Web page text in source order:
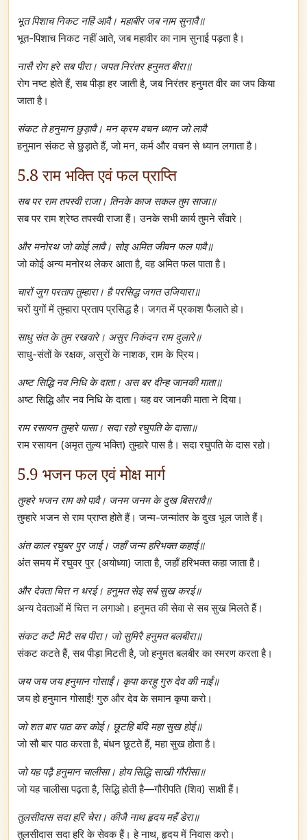
भूत पिशाच निकट नहिं आवै। महाबीर जब नाम सुनावै॥
भूत-पिशाच निकट नहीं आते, जब महावीर का नाम सुनाई पड़ता है।
नासै रोग हरे सब पीरा। जपत निरंतर हनुमत बीरा॥
रोग नष्ट होते हैं, सब पीड़ा हर जाती है, जब निरंतर हनुमत वीर का जप किया
जाता है।
संकट ते हनुमान छुड़ावै। मन क्रम वचन ध्यान जो लावै
हनुमान संकट से छुड़ाते हैं, जो मन, कर्म और वचन से ध्यान लगाता है।
5.8 राम भक्ति एवं फल प्राप्ति
सब पर राम तपस्वी राजा। तिनके काज सकल तुम साजा॥
सब पर राम श्रेष्ठ तपस्वी राजा हैं। उनके सभी कार्य तुमने सँवारे।
और मनोरथ जो कोई लावै। सोइ अमित जीवन फल पावै॥
जो कोई अन्य मनोरथ लेकर आता है, वह अमित फल पाता है।
चारों जुग परताप तुम्हारा। है परसिद्ध जगत उजियारा॥
चरों युगों में तुम्हारा प्रताप प्रसिद्ध है। जगत में प्रकाश फैलाते हो।
साधु संत के तुम रखवारे। असुर निकंदन राम दुलारे॥
साधु-संतों के रक्षक, असुरों के नाशक, राम के प्रिय।
अष्ट सिद्धि नव निधि के दाता। अस बर दीन्ह जानकी माता॥
अष्ट सिद्धि और नव निधि के दाता। यह वर जानकी माता ने दिया।
राम रसायन तुम्हरे पासा। सदा रहो रघुपति के दासा॥
राम रसायन (अमृत तुल्य भक्ति) तुम्हारे पास है। सदा रघुपति के दास रहो।
5.9 भजन फल एवं मोक्ष मार्ग
तुम्हरे भजन राम को पावै। जनम जनम के दुख बिसरावै॥
तुम्हारे भजन से राम प्राप्त होते हैं। जन्म-जन्मांतर के दुख भूल जाते हैं।
अंत काल रघुबर पुर जाई। जहाँ जन्म हरिभक्त कहाई॥
अंत समय में रघुवर पुर (अयोध्या) जाता है, जहाँ हरिभक्त कहा जाता है।
और देवता चित्त न धरई। हनुमत सेइ सर्ब सुख करई॥
अन्य देवताओं में चित्त न लगाओ। हनुमत की सेवा से सब सुख मिलते हैं।
संकट कटै मिटै सब पीरा। जो सुमिरै हनुमत बलबीरा॥
संकट कटते हैं, सब पीड़ा मिटती है, जो हनुमत बलबीर का स्मरण करता है।
जय जय जय हनुमान गोसाईं। कृपा करहु गुरु देव की नाईं॥
जय हो हनुमान गोसाईं! गुरु और देव के समान कृपा करो।
जो शत बार पाठ कर कोई। छूटहि बंदि महा सुख होई॥
जो सौ बार पाठ करता है, बंधन छूटते हैं, महा सुख होता है।
जो यह पढ़ै हनुमान चालीसा। होय सिद्धि साखी गौरीसा॥
जो यह चालीसा पढ़ता है, सिद्धि होती है—गौरीपति (शिव) साक्षी हैं।
तुलसीदास सदा हरि चेरा। कीजै नाथ हृदय महँ डेरा॥
तुलसीदास सदा हरि के सेवक हैं। हे नाथ, हृदय में निवास करो।